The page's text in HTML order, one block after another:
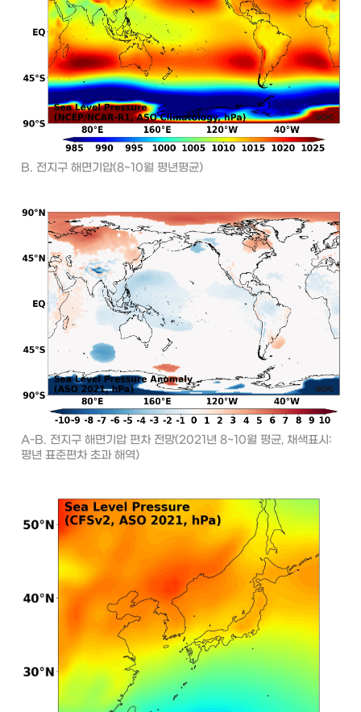
B. 전지구 해면기압(8~10월 평년평균)
A-B. 전지구 해면기압 편차 전망(2021년 8~10월 평균, 채색표시:
평년 표준편차 초과 해역)